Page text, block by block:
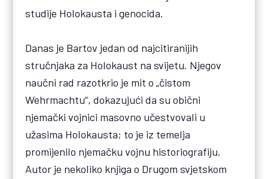
studije Holokausta i genocida.
Danas je Bartov jedan od najcitiranijih
stručnjaka za Holokaust na svijetu. Njegov
naučni rad razotkrio je mit o „čistom
Wehrmachtu“, dokazujući da su obični
njemački vojnici masovno učestvovali u
užasima Holokausta; to je iz temelja
promijenilo njemačku vojnu historiografiju.
Autor je nekoliko knjiga o Drugom svjetskom